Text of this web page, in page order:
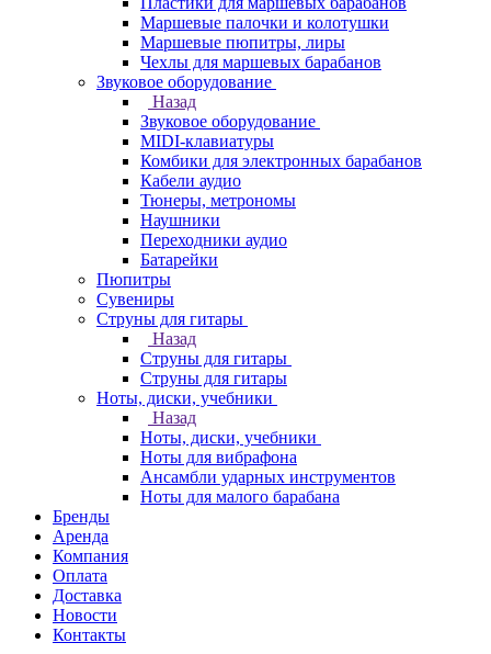
Маршевые палочки и колотушки
Маршевые пюпитры, лиры
Чехлы для маршевых барабанов
Звуковое оборудование
Назад
Звуковое оборудование
MIDI-клавиатуры
Комбики для электронных барабанов
Кабели аудио
Тюнеры, метрономы
Наушники
Переходники аудио
Батарейки
Пюпитры
Сувениры
Струны для гитары
Назад
Струны для гитары
Струны для гитары
Ноты, диски, учебники
Назад
Ноты, диски, учебники
Ноты для вибрафона
Ансамбли ударных инструментов
Ноты для малого барабана
Бренды
Аренда
Компания
Оплата
Доставка
Новости
Контакты